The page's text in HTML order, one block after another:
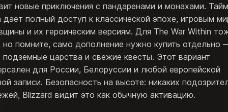
новые приключения с пандаренами и монахами.
дает полный доступ к классической эпохе, игровым
и их героическим версиям. Для The War Within
но помните, само дополнение нужно купить отдельно
царства и свежие квесты. Этот вариант
для России, Белоруссии и любой европейской
записи. Безопасность на высоте: никаких
Blizzard видит это как обычную активацию.